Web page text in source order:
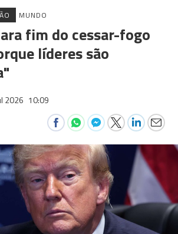
MUNDO
fim do cessar-fogo
líderes são
2026 10:09